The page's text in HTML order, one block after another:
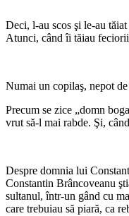
Deci, l-au scos şi le-au
Atunci, când îi tăiau
Numai un copilaş, nepot
Precum se zice „domn
vrut să-l mai rabde. Şi,
Despre domnia lui
Constantin Brâncoveanu
sultanul, într-un gând cu
care trebuiau să piară, ca